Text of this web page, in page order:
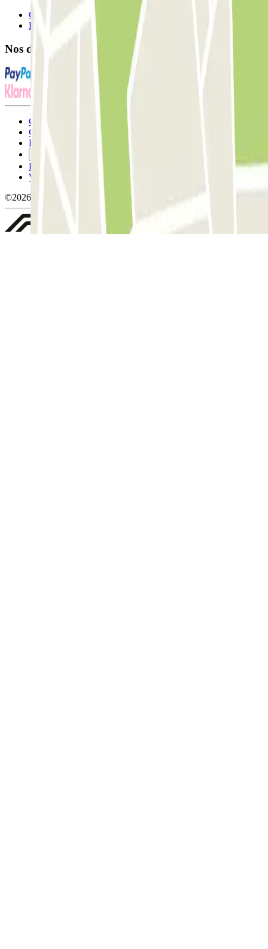
Contactez-nous
FAQ
Nos différents modes de paiement:
Conditions générales d'utilisation et contrat
Conditions d'annulation
Politique relative aux cookies
Politique de confidentialité
Whistleblowing
©2026 Parclick. Tous droits réservés